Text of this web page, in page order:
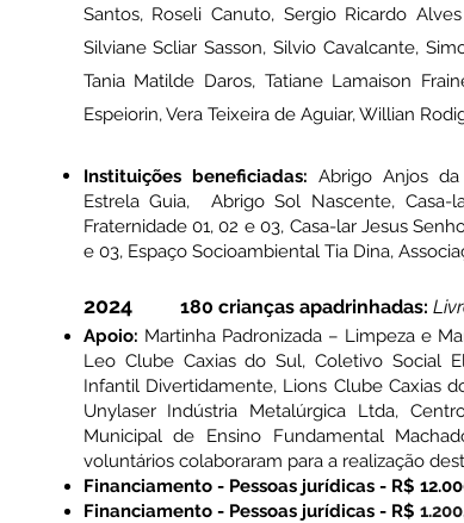
Santos, Roseli Canuto, Sergio Ricardo
Silviane Scliar Sasson, Silvio Cavalcante,
Tania Matilde Daros, Tatiane Lamaison
Espeiorin, Vera Teixeira de Aguiar, Willian
Instituições beneficiadas: Abrigo Anjos
Estrela Guia, Abrigo Sol Nascente, Casa-
Fraternidade 01, 02 e 03, Casa-lar Jesus
e 03, Espaço Socioambiental Tia Dina,
2024 180 crianças apadrinhadas:
Apoio: Martinha Padronizada – Limpeza e
Leo Clube Caxias do Sul, Coletivo Social
Infantil Divertidamente, Lions Clube Caxias
Unylaser Indústria Metalúrgica Ltda,
Municipal de Ensino Fundamental
voluntários colaboraram para a realização
Financiamento - Pessoas jurídicas - R$
Financiamento - Pessoas jurídicas - R$